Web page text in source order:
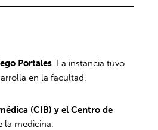
Portales. La instancia tuvo
en la facultad.
(CIB) y el Centro de
la medicina.